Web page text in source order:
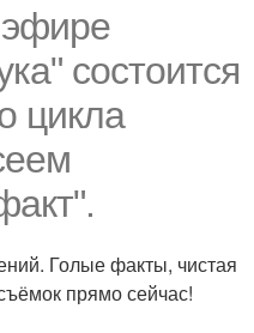
состоится
цикла
Голые факты, чистая
прямо сейчас!